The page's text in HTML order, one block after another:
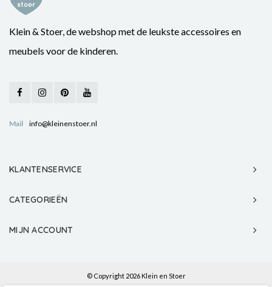
Klein & Stoer, de webshop met de leukste accessoires en
meubels voor de kinderen.
Mail info@kleinenstoer.nl
KLANTENSERVICE
CATEGORIEËN
MIJN ACCOUNT
© Copyright 2026 Klein en Stoer